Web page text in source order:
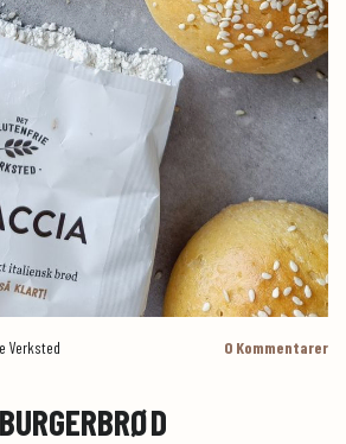
Verksted 0 Kommentarer